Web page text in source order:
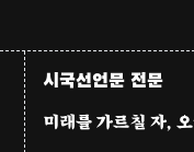
시국선언문 전문
미래를 가르칠 자,